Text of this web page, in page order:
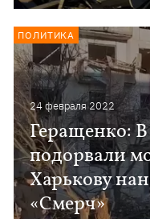
24 февраля 2022
Геращенко:
подорвали
Харькову
«Смерч»
ПОЛИТИКА